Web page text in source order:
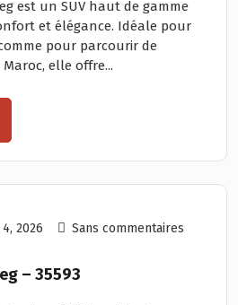
est un SUV haut de gamme
et élégance. Idéale pour
pour parcourir de
elle offre...
2026 Sans commentaires
– 35593